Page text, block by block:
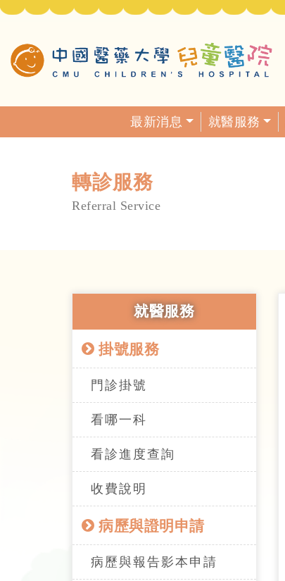
最新消息
就醫服務
轉診服務
Referral Service
就醫服務
掛號服務
門診掛號
看哪一科
看診進度查詢
收費說明
病歷與證明申請
病歷與報告影本申請